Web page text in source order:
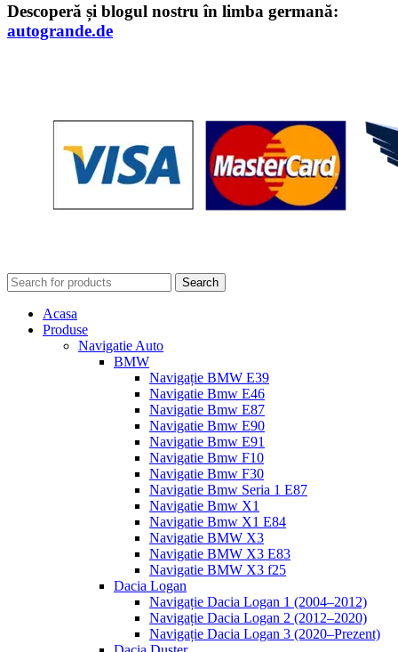
Descoperă și blogul nostru în limba germană:
autogrande.de
Search
Acasa
Produse
Navigatie Auto
BMW
Navigație BMW E39
Navigatie Bmw E46
Navigatie Bmw E87
Navigatie Bmw E90
Navigatie Bmw E91
Navigatie Bmw F10
Navigatie Bmw F30
Navigatie Bmw Seria 1 E87
Navigatie Bmw X1
Navigatie Bmw X1 E84
Navigatie BMW X3
Navigatie BMW X3 E83
Navigatie BMW X3 f25
Dacia Logan
Navigație Dacia Logan 1 (2004–2012)
Navigație Dacia Logan 2 (2012–2020)
Navigație Dacia Logan 3 (2020–Prezent)